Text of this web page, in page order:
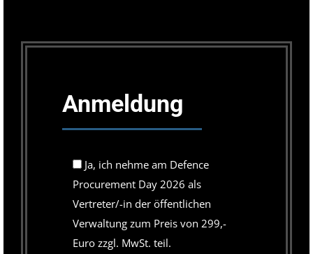
Anmeldung
Ja, ich nehme am Defence
Procurement Day 2026 als
Vertreter/-in der öffentlichen
Verwaltung zum Preis von 299,-
Euro zzgl. MwSt. teil.